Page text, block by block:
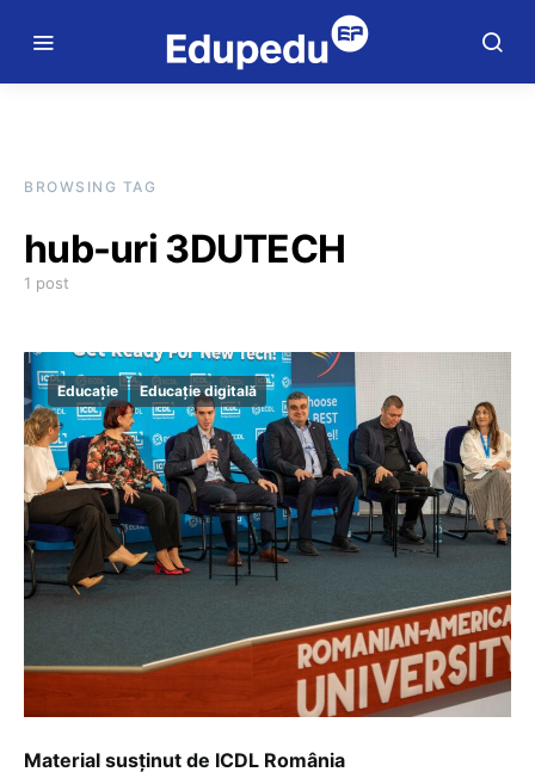
BROWSING TAG
hub-uri 3DUTECH
1 post
Educație Educație digitală
Material susținut de ICDL România